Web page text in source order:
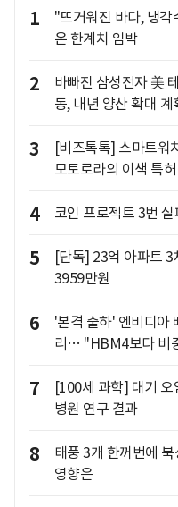
1
"뜨거워진 바다, 냉
온 한계치 임박
2
바빠진 삼성전자 美
동, 내년 양산 확대 계
3
[비즈톡톡] 스마트워
모토로라의 이색 특허
4 코인 프로젝트 3번
5
[단독] 23억 아파트
3959만원
6
'본격 출하' 엔비디아
리… "HBM4보다 비
7
[100세 과학] 대기
병원 연구 결과
8
태풍 3개 한꺼번에
영향은